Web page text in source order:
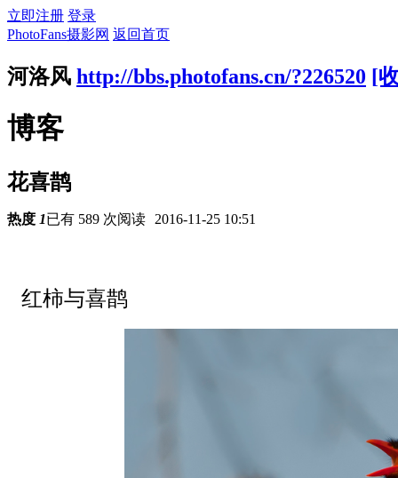
立即注册 登录
PhotoFans摄影网 返回首页
河洛风 http://bbs.photofans.cn/?226520 [
博客
花喜鹊
热度 1已有 589 次阅读 2016-11-25 10:51
红柿与喜鹊